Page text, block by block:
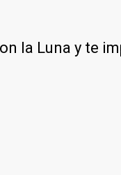
la Luna y te